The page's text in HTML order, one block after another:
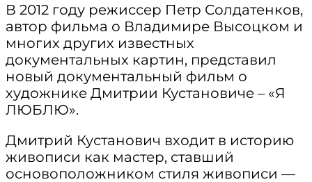
В 2012 году режиссер Петр Солдатенков,
автор фильма о Владимире Высоцком и
многих других известных
документальных картин, представил
новый документальный фильм о
художнике Дмитрии Кустановиче – «Я
ЛЮБЛЮ».
Дмитрий Кустанович входит в историю
живописи как мастер, ставший
основоположником стиля живописи —